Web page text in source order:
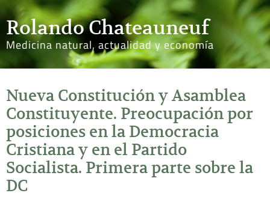
Rolando Chateauneuf
Medicina natural, actualidad y economía
Nueva Constitución y Asamblea
Constituyente. Preocupación por
posiciones en la Democracia
Cristiana y en el Partido
Socialista. Primera parte sobre la
DC